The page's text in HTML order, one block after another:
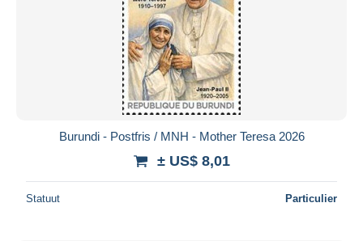
Burundi - Postfris / MNH - Mother Teresa 2026
± US$ 8,01
Statuut Particulier